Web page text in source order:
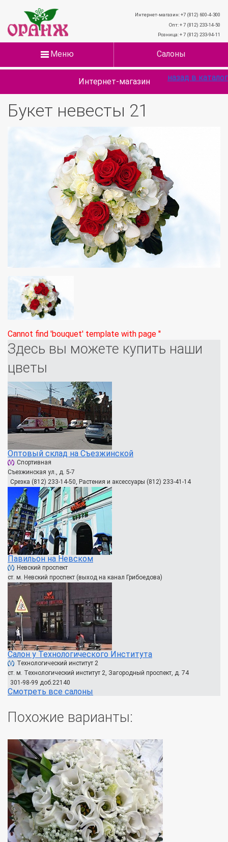
Интернет-магазин: +7 (812) 600-4-300
Опт: + 7 (812) 233-14-50
Розница: + 7 (812) 233-94-11
Меню Салоны
Интернет-магазин
Букет невесты 21
назад в каталог
Cannot find 'bouquet' template with page ''
Здесь вы можете купить наши
цветы
Оптовый склад на Съезжинской
Спортивная
Съезжинская ул., д. 5-7
Срезка (812) 233-14-50, Растения и аксессуары (812) 233-41-14
Павильон на Невском
Невский проспект
ст. м. Невский проспект (выход на канал Грибоедова)
Салон у Технологического Института
Технологический институт 2
ст. м. Технологический институт 2, Загородный проспект, д. 74
301-98-99 доб.22140
Смотреть все салоны
Похожие варианты: